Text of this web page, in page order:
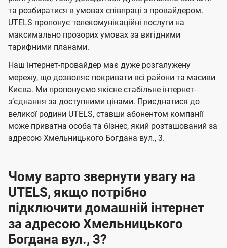
і
ї
U
t
e
l
s
б
а
ч
е
н
н
я
м
б
а
ч
н
н
я
м
та розбиратися в умовах співпраці з провайдером.
UTELS пропонує телекомунікаційні послуги на
максимально прозорих умовах за вигідними
тарифними планами.
Наш інтернет-провайдер має дуже розгалужену
мережу, що дозволяє покривати всі райони та масиви
Києва. Ми пропонуємо якісне стабільне інтернет-
зʼєднання за доступними цінами. Приєднатися до
великої родини UTELS, ставши абонентом компанії
може приватна особа та бізнес, який розташований за
адресою Хмельницького Богдана вул., 3.
Чому варто звернути увагу на
UTELS, якщо потрібно
підключити домашній інтернет
за адресою Хмельницького
Богдана вул., 3?